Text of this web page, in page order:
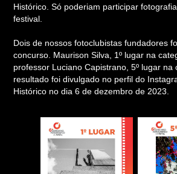
Histórico. Só poderiam participar
festival.
Dois de nossos fotoclubistas fundadores
concurso. Maurison Silva, 1º lugar na
professor Luciano Capistrano, 5º lugar na
resultado foi divulgado no perfil do
Histórico no dia 6 de dezembro de 2023.